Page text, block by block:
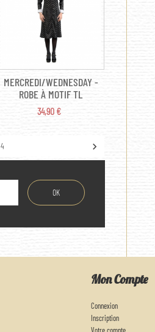
MERCREDI/WEDNESDAY -
ROBE À MOTIF TL
PRIX
34,90 €
4 
Mon Compte
Connexion
Inscription